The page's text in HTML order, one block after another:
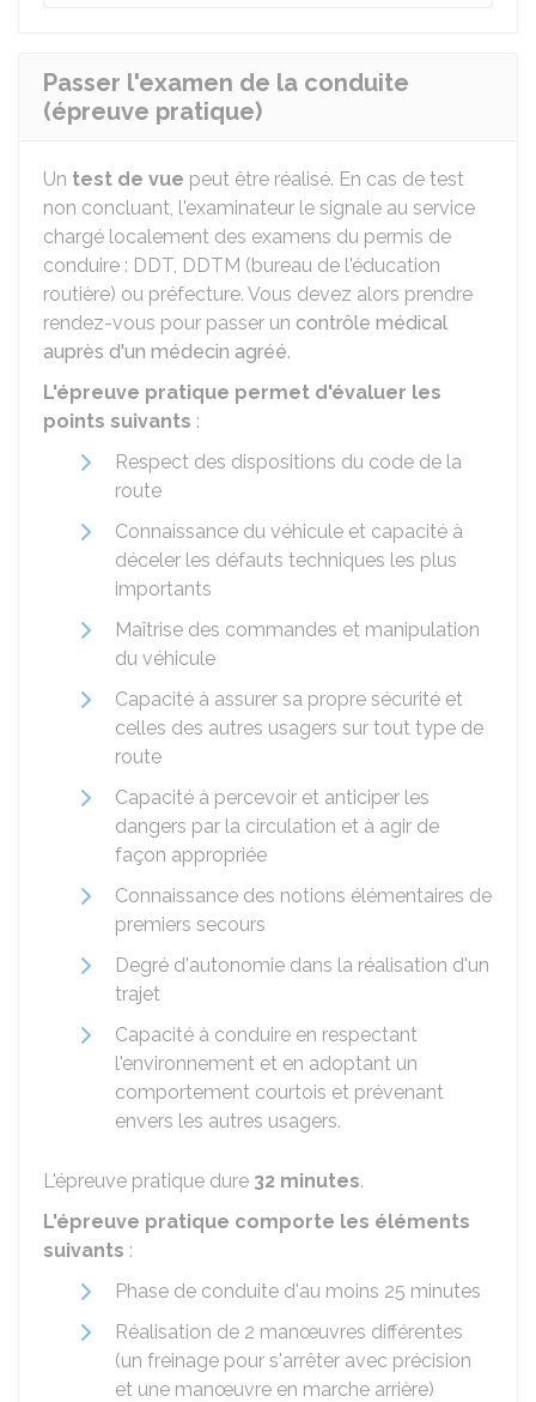
Passer l'examen de la conduite
(épreuve pratique)
Un test de vue peut être réalisé. En cas de test
non concluant, l'examinateur le signale au service
chargé localement des examens du permis de
conduire : DDT, DDTM (bureau de l'éducation
routière) ou préfecture. Vous devez alors prendre
rendez-vous pour passer un contrôle médical
auprès d'un médecin agréé.
L'épreuve pratique permet d'évaluer les
points suivants :
Respect des dispositions du code de la
route
Connaissance du véhicule et capacité à
déceler les défauts techniques les plus
importants
Maîtrise des commandes et manipulation
du véhicule
Capacité à assurer sa propre sécurité et
celles des autres usagers sur tout type de
route
Capacité à percevoir et anticiper les
dangers par la circulation et à agir de
façon appropriée
Connaissance des notions élémentaires de
premiers secours
Degré d'autonomie dans la réalisation d'un
trajet
Capacité à conduire en respectant
l'environnement et en adoptant un
comportement courtois et prévenant
envers les autres usagers.
L'épreuve pratique dure 32 minutes.
L'épreuve pratique comporte les éléments
suivants :
Phase de conduite d'au moins 25 minutes
Réalisation de 2 manœuvres différentes
(un freinage pour s'arrêter avec précision
et une manœuvre en marche arrière)